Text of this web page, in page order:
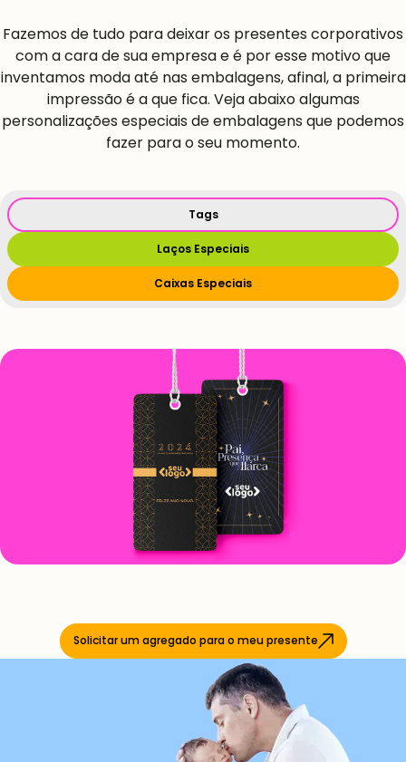
Fazemos de tudo para deixar os presentes corporativos
com a cara de sua empresa e é por esse motivo que
inventamos moda até nas embalagens, afinal, a primeira
impressão é a que fica. Veja abaixo algumas
personalizações especiais de embalagens que podemos
fazer para o seu momento.
Tags
Laços Especiais
Caixas Especiais
Solicitar um agregado para o meu presente